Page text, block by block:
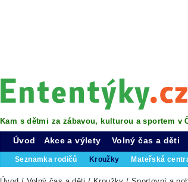
Kam s dětmi za zábavou, kulturou a sportem v
Úvod Akce a výlety Volný čas a děti
Seznamka rodičů Kroužky Mateřská